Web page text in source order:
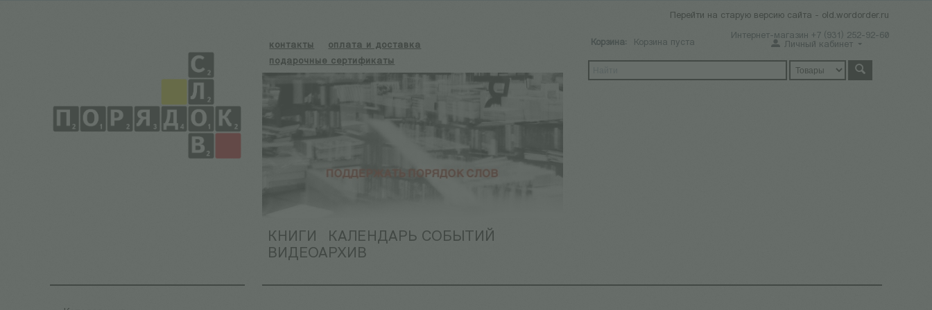
Перейти на старую версию сайта - old.wordorder.ru
Интернет-магазин +7 (931) 252-92-60
контакты
оплата и доставка
подарочные сертификаты
КНИГИ
КАЛЕНДАРЬ СОБЫТИЙ
ВИДЕОАРХИВ
Корзина: Корзина пуста Личный кабинет